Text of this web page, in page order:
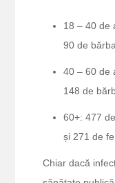
18 – 40 de
90 de
40 – 60 de
148 de
60+: 477
și 271 de
Chiar dacă